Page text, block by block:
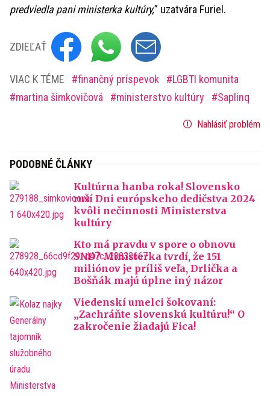
predviedla pani ministerka kultúry,” uzatvára Furiel.
ZDIEĽAŤ
VIAC K TÉME finančný príspevok
LGBTI komunita
martina šimkovičová
ministerstvo kultúry Saplinq
Nahlásiť problém
PODOBNÉ ČLÁNKY
Kultúrna hanba roka! Slovensko
ruší Dni európskeho dedičstva 2024
kvôli nečinnosti Ministerstva
kultúry
Kto má pravdu v spore o obnovu
SND? Ministerka tvrdí, že 151
miliónov je príliš veľa, Drlička a
Bošňák majú úplne iný názor
Viedenskí umelci šokovaní:
„Zachráňte slovenskú kultúru!“ O
zakročenie žiadajú Fica!